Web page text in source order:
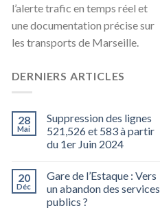
l’alerte trafic en temps réel et
une documentation précise sur
les transports de Marseille.
DERNIERS ARTICLES
28
Mai
Suppression des lignes
521,526 et 583 à partir
du 1er Juin 2024
20
Déc
Gare de l’Estaque : Vers
un abandon des services
publics ?